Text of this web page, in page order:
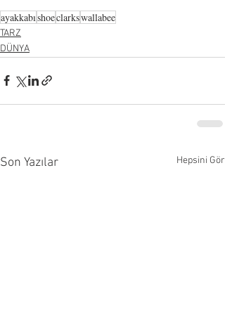
ayakkabıshoeclarkswallabee
TARZ
DÜNYA
Son Yazılar Hepsini Gör